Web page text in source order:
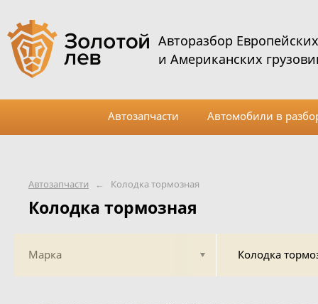
Автозапчасти ← Колодка тормозная
Колодка тормозная
Марка Колодка
Авторазбор Европейских
и Американских
Автозапчасти Автомобили в